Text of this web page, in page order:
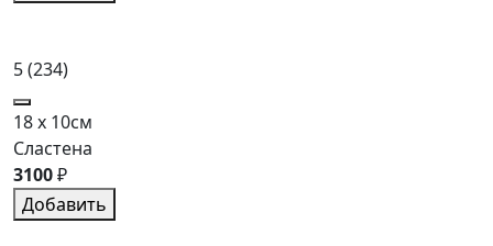
5(234)
18 x 10см
Сластена
3100₽
Добавить